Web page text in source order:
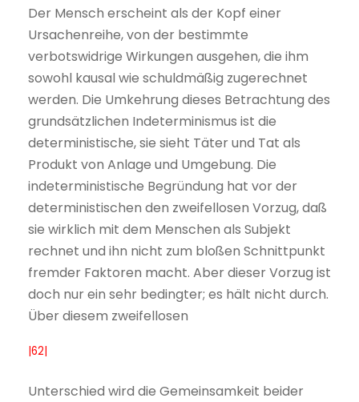
Der Mensch erscheint als der Kopf einer
Ursachenreihe, von der bestimmte
verbotswidrige Wirkungen ausgehen, die ihm
sowohl kausal wie schuldmäßig zugerechnet
werden. Die Umkehrung dieses Betrachtung des
grundsätzlichen Indeterminismus ist die
deterministische, sie sieht Täter und Tat als
Produkt von Anlage und Umgebung. Die
indeterministische Begründung hat vor der
deterministischen den zweifellosen Vorzug, daß
sie wirklich mit dem Menschen als Subjekt
rechnet und ihn nicht zum bloßen Schnittpunkt
fremder Faktoren macht. Aber dieser Vorzug ist
doch nur ein sehr bedingter; es hält nicht durch.
Über diesem zweifellosen
|62|
Unterschied wird die Gemeinsamkeit beider